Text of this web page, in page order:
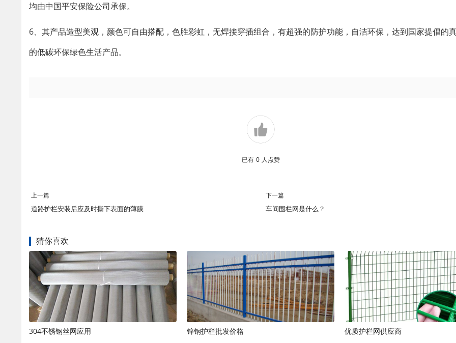
均由中国平安保险公司承保。
6、其产品造型美观，颜色可自由搭配，色胜彩虹，无焊接穿插组合，有超强的防护功能，自洁环保，达到国家提倡的
的低碳环保绿色生活产品。
已有 0 人点赞
上一篇
道路护栏安装后应及时撕下表面的薄膜
下一篇
车间围栏网是什么？
猜你喜欢
304不锈钢丝网应用 锌钢护栏批发价格 优质护栏网供应商